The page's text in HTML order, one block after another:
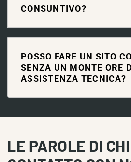
CONSUNTIVO?
POSSO FARE UN SITO
SENZA UN MONTE ORE
ASSISTENZA TECNICA?
LE PAROLE DI